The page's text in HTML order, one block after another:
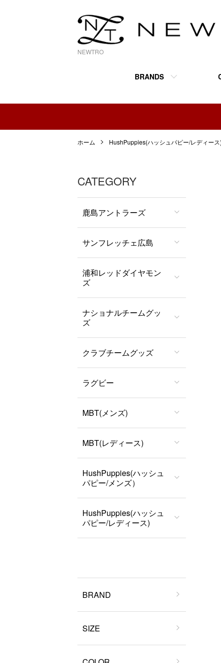
NEWTRO
BRANDS
ホーム HushPuppies(ハッシュパピー/レディー
CATEGORY
鹿島アントラーズ
サンフレッチェ広島
浦和レッドダイヤモン
ズ
ナショナルチームグッ
ズ
クラブチームグッズ
ラグビー
MBT(メンズ)
MBT(レディース)
HushPuppies(ハッシュ
パピー/メンズ）
HushPuppies(ハッシュ
パピー/レディース)
BRAND
SIZE